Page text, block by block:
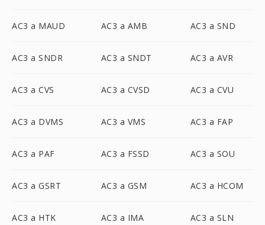
AC3 a MAUD AC3 a AMB AC3 a SND
AC3 a SNDR AC3 a SNDT AC3 a AVR
AC3 a CVS AC3 a CVSD AC3 a CVU
AC3 a DVMS AC3 a VMS AC3 a FAP
AC3 a PAF AC3 a FSSD AC3 a SOU
AC3 a GSRT AC3 a GSM AC3 a HCOM
AC3 a HTK AC3 a IMA AC3 a SLN